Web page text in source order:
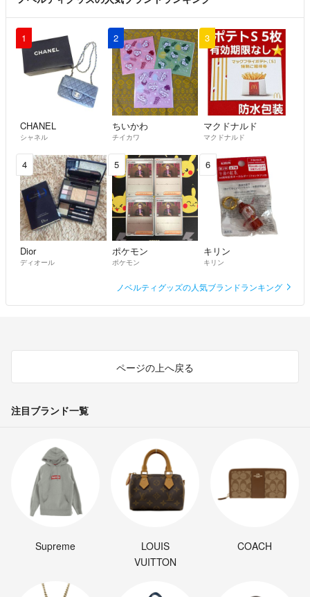
1
CHANEL
シャネル
2
ちいかわ
チイカワ
3
マクドナルド
マクドナルド
4
Dior
ディオール
5
ポケモン
ポケモン
6
キリン
キリン
ノベルティグッズの人気ブランドランキング
ページの上へ戻る
注目ブランド一覧
Supreme
LOUIS
VUITTON
COACH